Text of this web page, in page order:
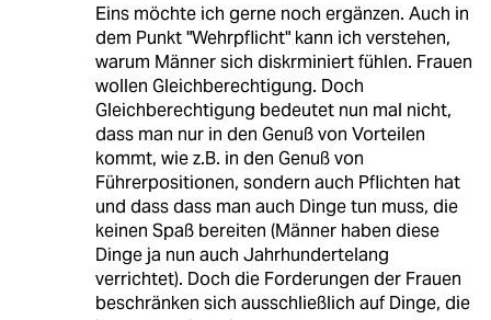
Eins möchte ich gerne noch ergänzen. Auch in
dem Punkt "Wehrpflicht" kann ich verstehen,
warum Männer sich diskrminiert fühlen. Frauen
wollen Gleichberechtigung. Doch
Gleichberechtigung bedeutet nun mal nicht,
dass man nur in den Genuß von Vorteilen
kommt, wie z.B. in den Genuß von
Führerpositionen, sondern auch Pflichten hat
und dass dass man auch Dinge tun muss, die
keinen Spaß bereiten (Männer haben diese
Dinge ja nun auch Jahrhundertelang
verrichtet). Doch die Forderungen der Frauen
beschränken sich ausschließlich auf Dinge, die